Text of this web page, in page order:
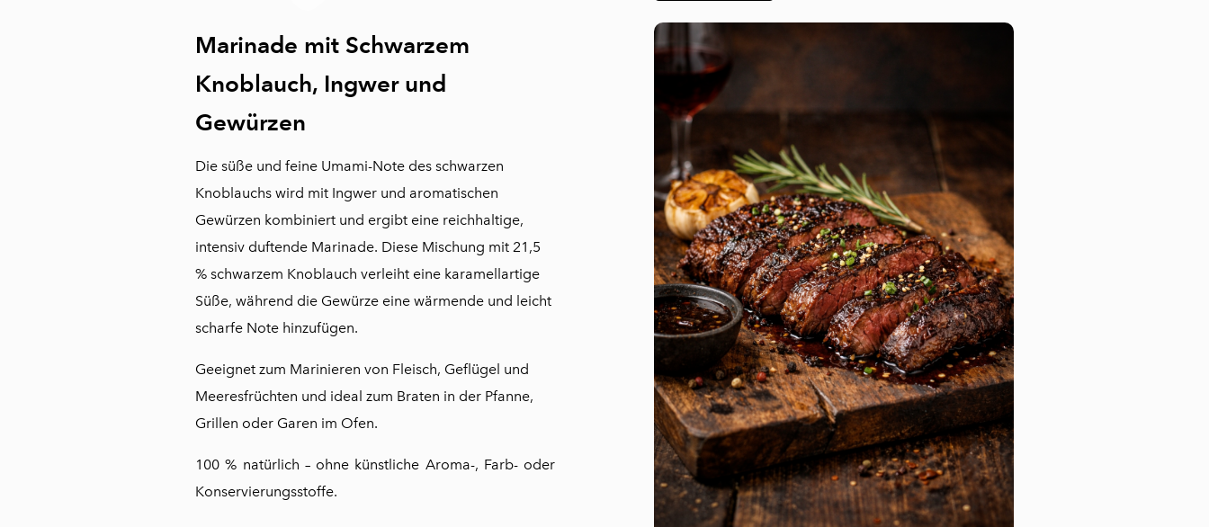
Marinade mit Schwarzem
Knoblauch, Ingwer und
Gewürzen
Die süße und feine Umami-Note des schwarzen
Knoblauchs wird mit Ingwer und aromatischen
Gewürzen kombiniert und ergibt eine reichhaltige,
intensiv duftende Marinade. Diese Mischung mit 21,5
% schwarzem Knoblauch verleiht eine karamellartige
Süße, während die Gewürze eine wärmende und leicht
scharfe Note hinzufügen.
Geeignet zum Marinieren von Fleisch, Geflügel und
Meeresfrüchten und ideal zum Braten in der Pfanne,
Grillen oder Garen im Ofen.
100 % natürlich – ohne künstliche Aroma-, Farb- oder
Konservierungsstoffe.